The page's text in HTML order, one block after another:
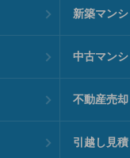
新築マン
中古マン
不動産売却
引越し見積